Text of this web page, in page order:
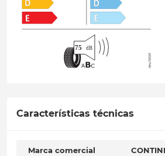
Características técnicas
Marca comercial